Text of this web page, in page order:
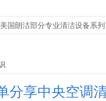
美国朗洁部分专业清洁设备系列
调清洗
分享中央空调